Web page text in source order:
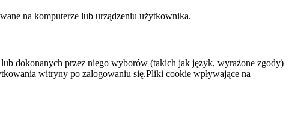
na komputerze lub urządzeniu użytkownika.
dokonanych przez niego wyborów (takich jak język, wyrażone zgody)
witryny po zalogowaniu się.Pliki cookie wpływające na